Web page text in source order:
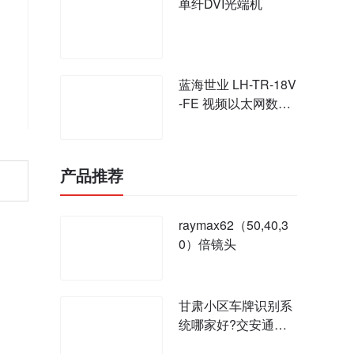
蓝海世业 LH-TR-18V
-FE 视频以太网数字
产品推荐
raymax62（50,40,3
0）倍镜头
甘肃小区车牌识别系
统哪家好?交安通小